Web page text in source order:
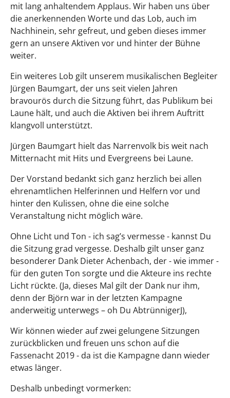
mit lang anhaltendem Applaus. Wir haben uns über
die anerkennenden Worte und das Lob, auch im
Nachhinein, sehr gefreut, und geben dieses immer
gern an unsere Aktiven vor und hinter der Bühne
weiter.
Ein weiteres Lob gilt unserem musikalischen Begleiter
Jürgen Baumgart, der uns seit vielen Jahren
bravourös durch die Sitzung führt, das Publikum bei
Laune hält, und auch die Aktiven bei ihrem Auftritt
klangvoll unterstützt.
Jürgen Baumgart hielt das Narrenvolk bis weit nach
Mitternacht mit Hits und Evergreens bei Laune.
Der Vorstand bedankt sich ganz herzlich bei allen
ehrenamtlichen Helferinnen und Helfern vor und
hinter den Kulissen, ohne die eine solche
Veranstaltung nicht möglich wäre.
Ohne Licht und Ton - ich sag’s vermesse - kannst Du
die Sitzung grad vergesse. Deshalb gilt unser ganz
besonderer Dank Dieter Achenbach, der - wie immer -
für den guten Ton sorgte und die Akteure ins rechte
Licht rückte. (Ja, dieses Mal gilt der Dank nur ihm,
denn der Björn war in der letzten Kampagne
anderweitig unterwegs – oh Du AbtrünnigerJ),
Wir können wieder auf zwei gelungene Sitzungen
zurückblicken und freuen uns schon auf die
Fassenacht 2019 - da ist die Kampagne dann wieder
etwas länger.
Deshalb unbedingt vormerken: